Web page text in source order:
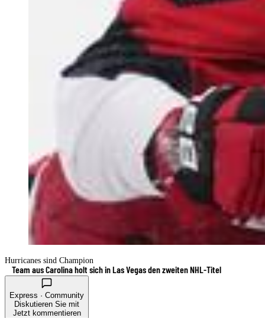
Hurricanes sind Champion
Team aus Carolina holt sich in Las Vegas den zweiten NHL-Titel
Express · Community
Diskutieren Sie mit
Jetzt kommentieren